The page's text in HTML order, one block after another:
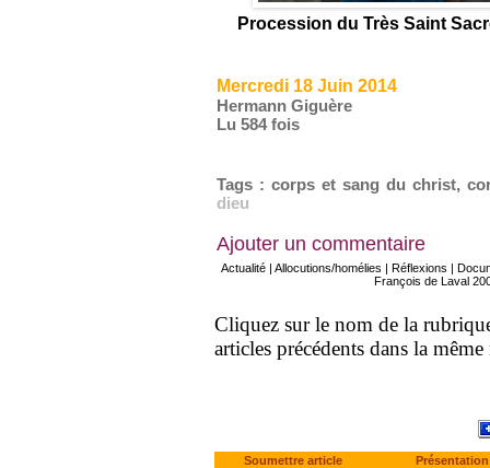
Procession du Très Saint
Mercredi 18 Juin 2014
Hermann Giguère
Lu 584 fois
Tags : corps et sang du christ,
dieu
Ajouter un commentaire
Actualité |Allocutions/homélies |Réflexions |
François de Laval
Cliquez sur le nom de la
articles précédents dans la
Soumettre article Présentation